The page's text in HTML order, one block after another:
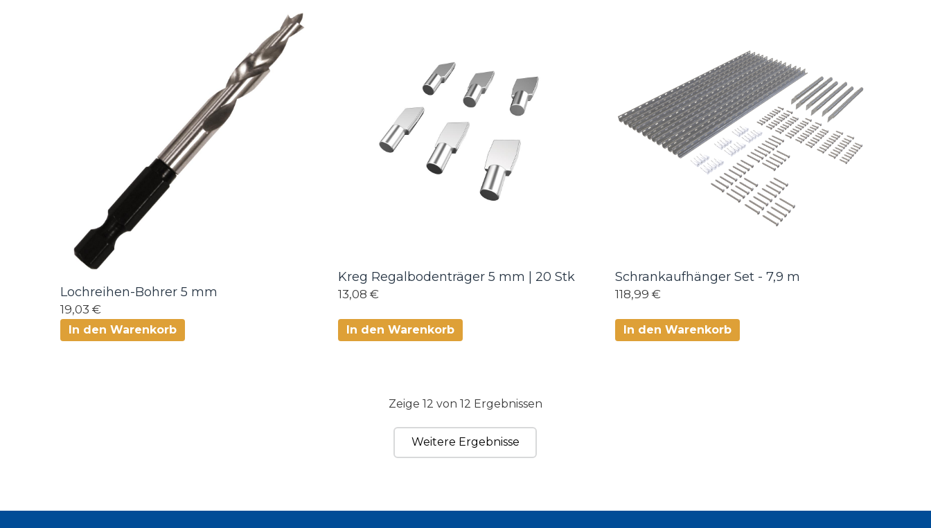
Lochreihen-Bohrer 5 mm
19,03 €
In den Warenkorb
Kreg Regalbodenträger 5 mm | 20 Stk
13,08 €
In den Warenkorb
Schrankaufhänger Set - 7,9 m
118,99 €
In den Warenkorb
Zeige 12 von 12 Ergebnissen
Weitere Ergebnisse